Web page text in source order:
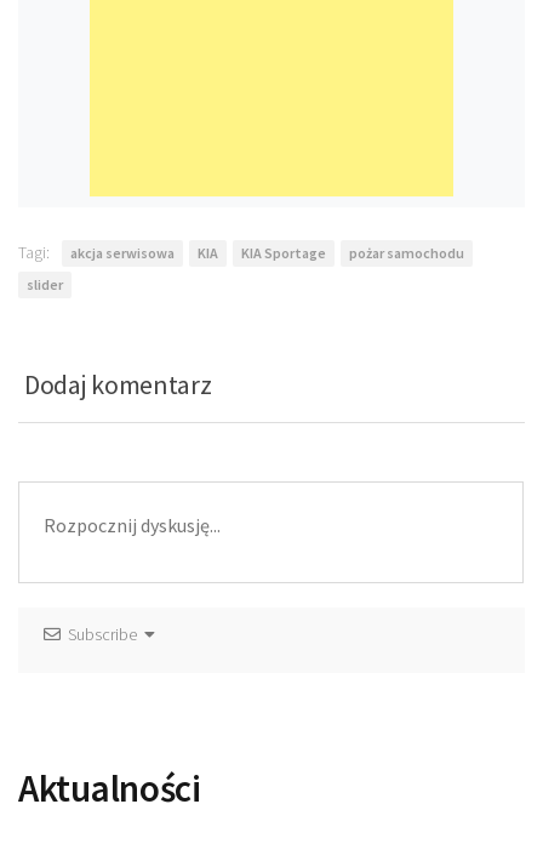
Tagi: akcja serwisowa KIA KIA Sportage
pożar samochodu
slider
Dodaj komentarz
Subscribe
Aktualności